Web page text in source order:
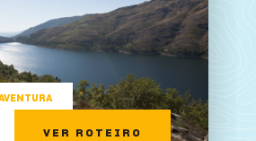
O que posso fazer?
VER ROTEIRO